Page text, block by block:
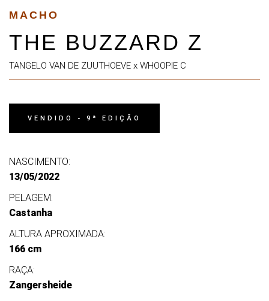
MACHO
THE BUZZARD Z
TANGELO VAN DE ZUUTHOEVE x WHOOPIE C
VENDIDO - 9ª EDIÇÃO
NASCIMENTO:
13/05/2022
PELAGEM:
Castanha
ALTURA APROXIMADA:
166 cm
RAÇA:
Zangersheide